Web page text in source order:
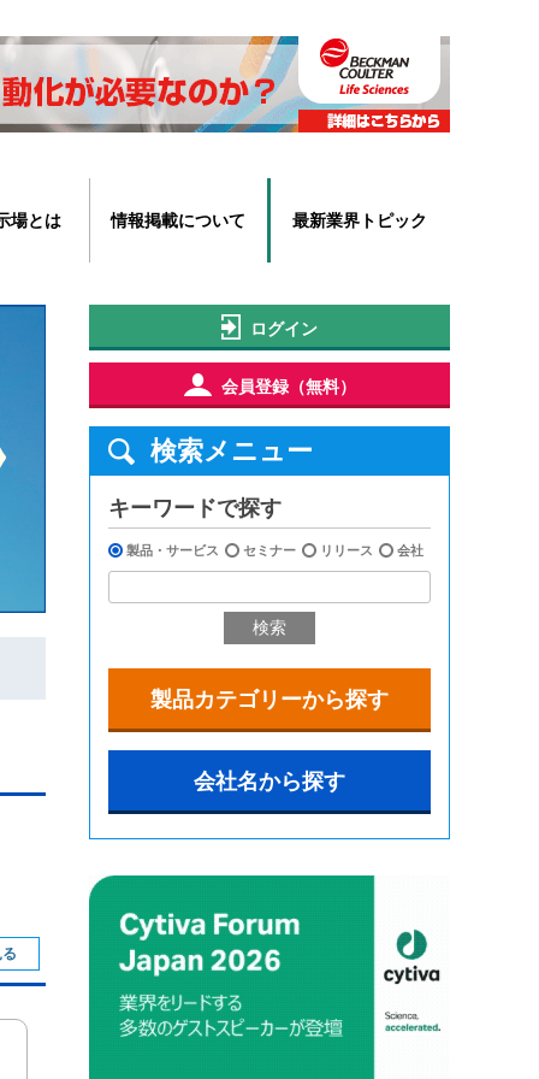
場とは 情報掲載について 最新業界トピック
ログイン
会員登録（無料）
検索メニュー
キーワードで探す
製品・サービス セミナー リリース 会社
検索
製品カテゴリーから探す
会社名から探す